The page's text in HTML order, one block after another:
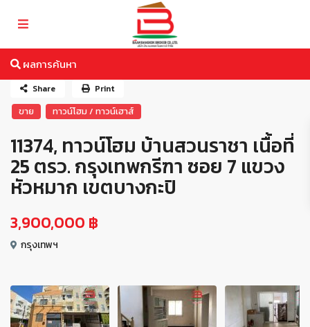
ผลการค้นหา
ขาย ทาวน์โฮม / ทาวน์เฮาส์
11374, ทาวน์โฮม บ้านสวนราชา เนื้อที่
25 ตรว. กรุงเทพกรีฑา ซอย 7 แขวง
หัวหมาก เขตบางกะปิ
3,900,000 ฿
กรุงเทพฯ
Share Print